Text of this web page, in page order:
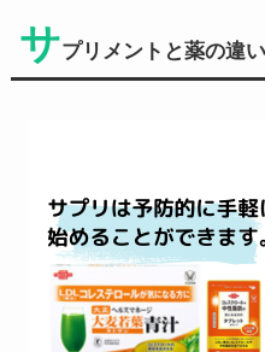
サプリメントと薬の違い